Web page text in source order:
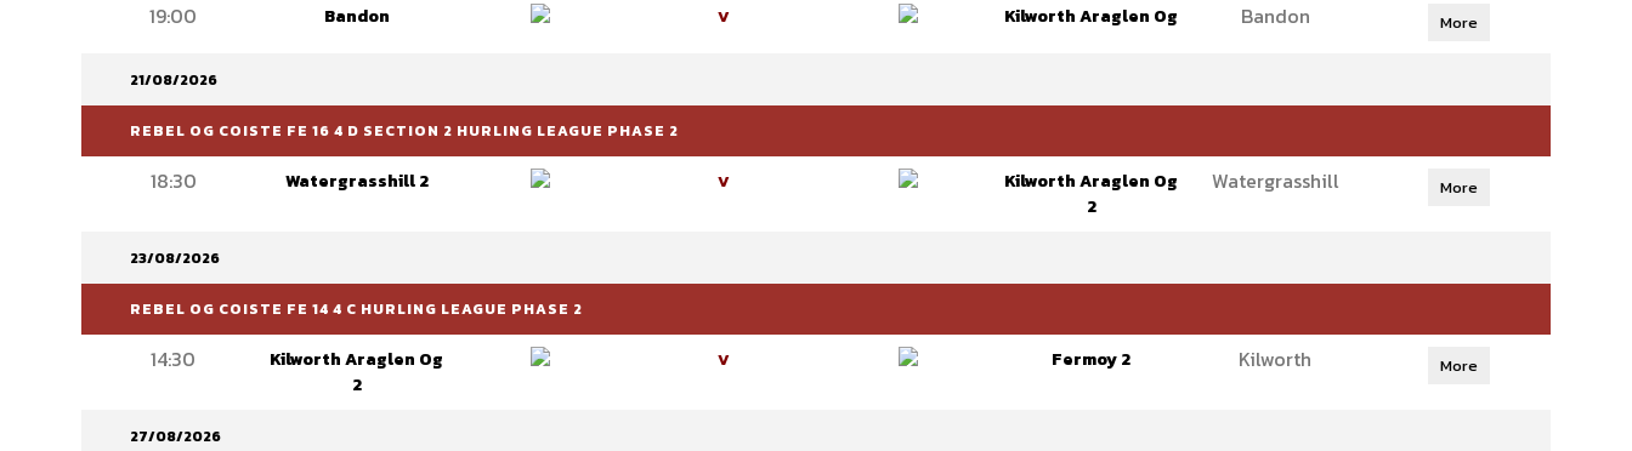
19:00 Bandon V Kilworth Araglen Og Bandon More
21/08/2026
REBEL OG COISTE FE 16 4 D SECTION 2 HURLING LEAGUE PHASE 2
18:30 Watergrasshill 2 V
Kilworth Araglen Og
2
Watergrasshill More
23/08/2026
REBEL OG COISTE FE 14 4 C HURLING LEAGUE PHASE 2
14:30
Kilworth Araglen Og
2
V Fermoy 2 Kilworth More
27/08/2026